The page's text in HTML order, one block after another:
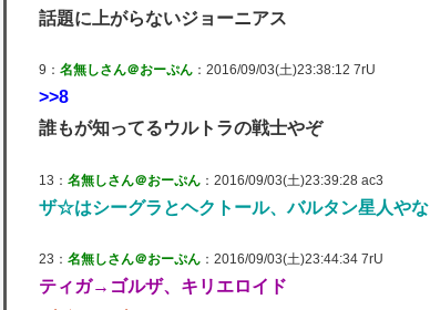
話題に上がらないジョーニアス
9： 名無しさん＠おーぷん ：2016/09/03(土)23:38:12 7rU
>>8
誰もが知ってるウルトラの戦士やぞ
13： 名無しさん＠おーぷん ：2016/09/03(土)23:39:28 ac3
ザ☆はシーグラとヘクトール、バルタン星人やな
23： 名無しさん＠おーぷん ：2016/09/03(土)23:44:34 7rU
ティガ→ゴルザ、キリエロイド